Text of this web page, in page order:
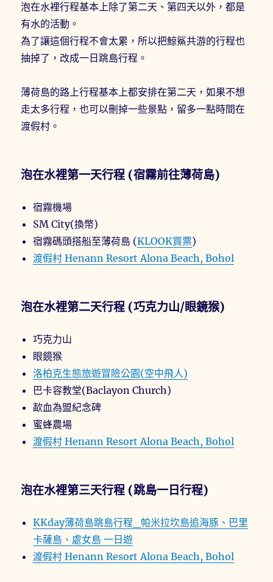
泡在水裡行程基本上除了第二天、第四天以外，都是
有水的活動。
為了讓這個行程不會太累，所以把鯨鯊共游的行程也
抽掉了，改成一日跳島行程。
薄荷島的路上行程基本上都安排在第二天，如果不想
走太多行程，也可以刪掉一些景點，留多一點時間在
渡假村。
泡在水裡第一天行程 (宿霧前往薄荷島)
宿霧機場
SM City(換幣)
宿霧碼頭搭船至薄荷島 (KLOOK買票)
渡假村 Henann Resort Alona Beach, Bohol
泡在水裡第二天行程 (巧克力山/眼鏡猴)
巧克力山
眼鏡猴
洛柏克生態旅遊冒險公園(空中飛人)
巴卡容教堂(Baclayon Church)
歃血為盟紀念碑
蜜蜂農場
渡假村 Henann Resort Alona Beach, Bohol
泡在水裡第三天行程 (跳島一日行程)
KKday薄荷島跳島行程_帕米拉坎島追海豚、巴里
卡薩島、處女島 一日遊
渡假村 Henann Resort Alona Beach, Bohol